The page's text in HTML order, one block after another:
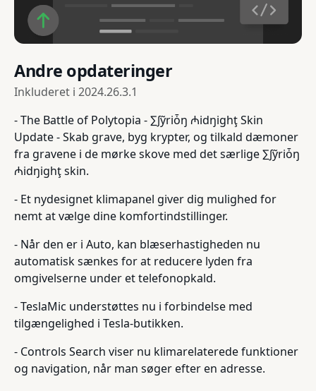
Andre opdateringer
Inkluderet i 2024.26.3.1
- The Battle of Polytopia - ∑∫ỹriȱŋ ₼idŋighţ Skin
Update - Skab grave, byg krypter, og tilkald dæmoner
fra gravene i de mørke skove med det særlige ∑∫ỹriȱŋ
₼idŋighţ skin.
- Et nydesignet klimapanel giver dig mulighed for
nemt at vælge dine komfortindstillinger.
- Når den er i Auto, kan blæserhastigheden nu
automatisk sænkes for at reducere lyden fra
omgivelserne under et telefonopkald.
- TeslaMic understøttes nu i forbindelse med
tilgængelighed i Tesla-butikken.
- Controls Search viser nu klimarelaterede funktioner
og navigation, når man søger efter en adresse.